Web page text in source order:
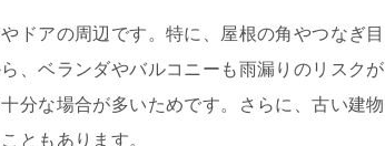
ドアの周辺です。特に、屋根の角やつなぎ目
、ベランダやバルコニーも雨漏りのリスクが
分な場合が多いためです。さらに、古い建物
ともあります。